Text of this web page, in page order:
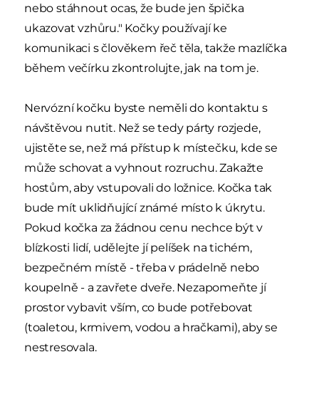
nebo stáhnout ocas, že bude jen špička
ukazovat vzhůru." Kočky používají ke
komunikaci s člověkem řeč těla, takže mazlíčka
během večírku zkontrolujte, jak na tom je.
Nervózní kočku byste neměli do kontaktu s
návštěvou nutit. Než se tedy párty rozjede,
ujistěte se, než má přístup k místečku, kde se
může schovat a vyhnout rozruchu. Zakažte
hostům, aby vstupovali do ložnice. Kočka tak
bude mít uklidňující známé místo k úkrytu.
Pokud kočka za žádnou cenu nechce být v
blízkosti lidí, udělejte jí pelíšek na tichém,
bezpečném místě - třeba v prádelně nebo
koupelně - a zavřete dveře. Nezapomeňte jí
prostor vybavit vším, co bude potřebovat
(toaletou, krmivem, vodou a hračkami), aby se
nestresovala.